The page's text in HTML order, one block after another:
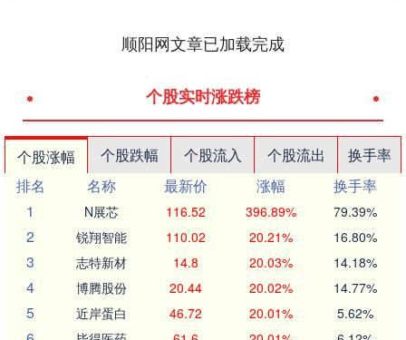
顺阳网文章已加载完成
个股实时涨跌榜
个股涨幅 个股跌幅 个股流入 个股流出
换手率
排名
名称 最新价 涨幅
换手率
1
N展芯 116.52 396.89% 79.39%
2 锐翔智能 110.02 20.21% 16.80%
3 志特新材 14.8 20.03% 14.18%
4 博腾股份 20.44 20.02% 14.77%
5 近岸蛋白 46.72 20.01% 5.62%